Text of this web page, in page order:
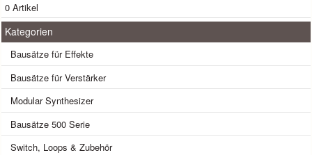
0 Artikel
Kategorien
Bausätze für Effekte
Bausätze für Verstärker
Modular Synthesizer
Bausätze 500 Serie
Switch, Loops & Zubehör